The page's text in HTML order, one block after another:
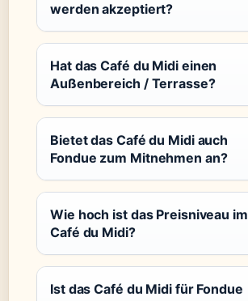
werden akzeptiert?
Hat das Café du Midi einen
Außenbereich / Terrasse?
Bietet das Café du Midi auch
Fondue zum Mitnehmen an?
Wie hoch ist das Preisniveau im
Café du Midi?
Ist das Café du Midi für Fondue